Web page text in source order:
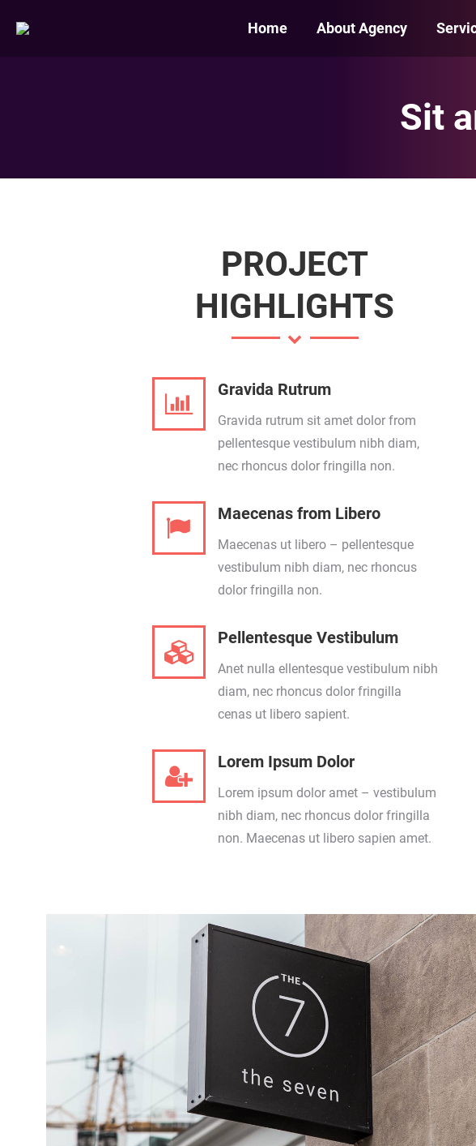
Home About Agency
Sit
PROJECT
HIGHLIGHTS
Gravida Rutrum
Gravida rutrum sit amet dolor from
pellentesque vestibulum nibh diam,
nec rhoncus dolor fringilla non.
Maecenas from Libero
Maecenas ut libero – pellentesque
vestibulum nibh diam, nec rhoncus
dolor fringilla non.
Pellentesque Vestibulum
Anet nulla ellentesque vestibulum nibh
diam, nec rhoncus dolor fringilla
cenas ut libero sapient.
Lorem Ipsum Dolor
Lorem ipsum dolor amet – vestibulum
nibh diam, nec rhoncus dolor fringilla
non. Maecenas ut libero sapien amet.